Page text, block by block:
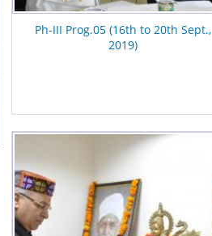
Ph-III Prog.05 (16th to 20th Sept.,
2019)